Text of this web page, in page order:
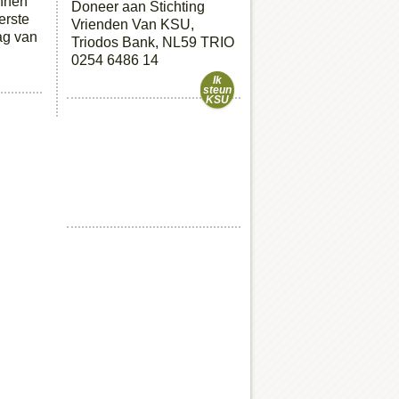
Doneer aan Stichting
Vrienden Van KSU,
Triodos Bank, NL59 TRIO
0254 6486 14
Ik
steun
KSU
van